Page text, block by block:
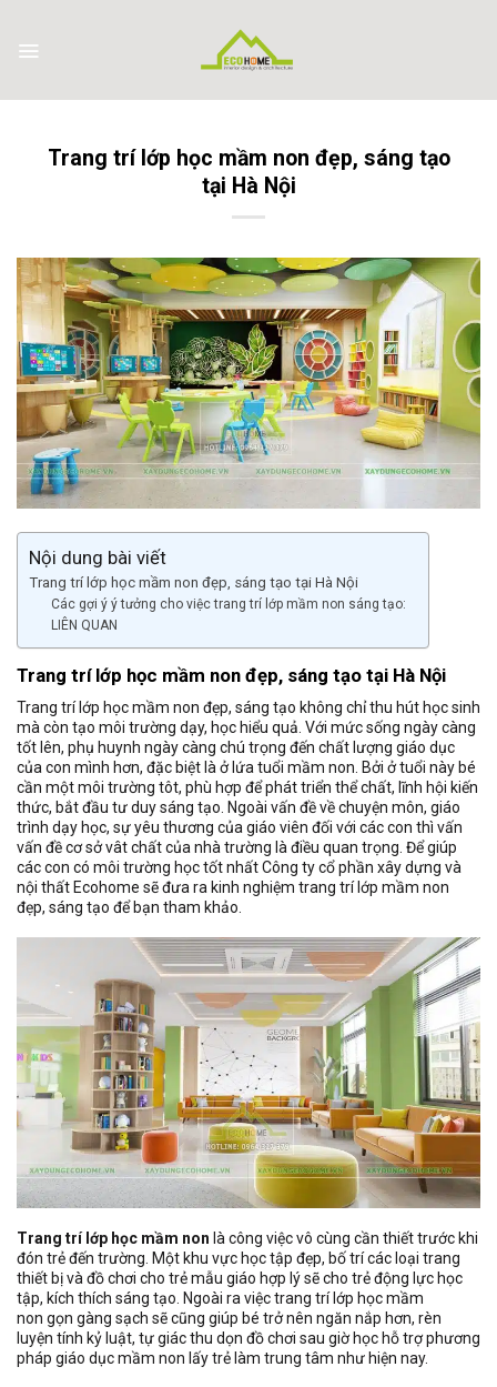
content
Trang trí lớp học mầm non đẹp, sáng tạo
tại Hà Nội
Nội dung bài viết
Trang trí lớp học mầm non đẹp, sáng tạo tại Hà Nội
Các gợi ý ý tưởng cho việc trang trí lớp mầm non sáng tạo:
LIÊN QUAN
Trang trí lớp học mầm non đẹp, sáng tạo tại Hà Nội
Trang trí lớp học mầm non đẹp, sáng tạo không chỉ thu hút học sinh
mà còn tạo môi trường dạy, học hiểu quả. Với mức sống ngày càng
tốt lên, phụ huynh ngày càng chú trọng đến chất lượng giáo dục
của con mình hơn, đặc biệt là ở lứa tuổi mầm non. Bởi ở tuổi này bé
cần một môi trường tôt, phù hợp để phát triển thể chất, lĩnh hội kiến
thức, bắt đầu tư duy sáng tạo. Ngoài vấn đề về chuyện môn, giáo
trình dạy học, sự yêu thương của giáo viên đối với các con thì vấn
vấn đề cơ sở vât chất của nhà trường là điều quan trọng. Để giúp
các con có môi trường học tốt nhất Công ty cổ phần xây dựng và
nội thất Ecohome sẽ đưa ra kinh nghiệm trang trí lớp mầm non
đẹp, sáng tạo để bạn tham khảo.
Trang trí lớp học mầm non là công việc vô cùng cần thiết trước khi
đón trẻ đến trường. Một khu vực học tập đẹp, bố trí các loại trang
thiết bị và đồ chơi cho trẻ mẫu giáo hợp lý sẽ cho trẻ động lực học
tập, kích thích sáng tạo. Ngoài ra việc trang trí lớp học mầm
non gọn gàng sạch sẽ cũng giúp bé trở nên ngăn nắp hơn, rèn
luyện tính kỷ luật, tự giác thu dọn đồ chơi sau giờ học hỗ trợ phương
pháp giáo dục mầm non lấy trẻ làm trung tâm như hiện nay.